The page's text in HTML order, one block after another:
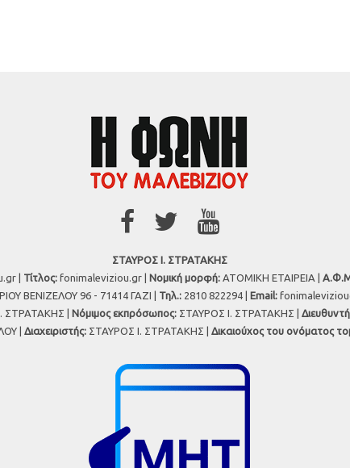
ΣΤΑΥΡΟΣ Ι. ΣΤΡΑΤΑΚΗΣ
| Τίτλος: fonimaleviziou.gr | Νομική μορφή: ΑΤΟΜΙΚΗ ΕΤΑΙΡΕΙΑ |
ΒΕΝΙΖΕΛΟΥ 96 - 71414 ΓΑΖΙ | Τηλ.: 2810 822294 | Εmail:
ΣΤΡΑΤΑΚΗΣ | Νόμιμος εκπρόσωπος: ΣΤΑΥΡΟΣ Ι. ΣΤΡΑΤΑΚΗΣ |
| Διαχειριστής: ΣΤΑΥΡΟΣ Ι. ΣΤΡΑΤΑΚΗΣ | Δικαιούχος του ονόματος